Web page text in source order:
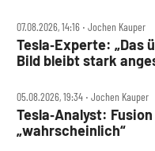
07.08.2026, 14:16 ‧ Jochen Kauper
Tesla‑Experte: „Das
Bild bleibt stark
05.08.2026, 19:34 ‧ Jochen Kauper
Tesla‑Analyst:
„wahrscheinlich“